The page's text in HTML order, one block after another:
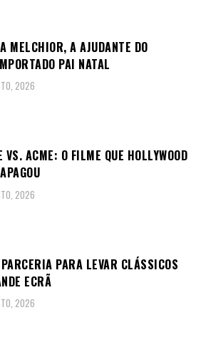
MELCHIOR, A AJUDANTE DO
PAI NATAL
2026
VS. ACME: O FILME QUE HOLLYWOOD
2026
PARA LEVAR CLÁSSICOS
ECRÃ
2026